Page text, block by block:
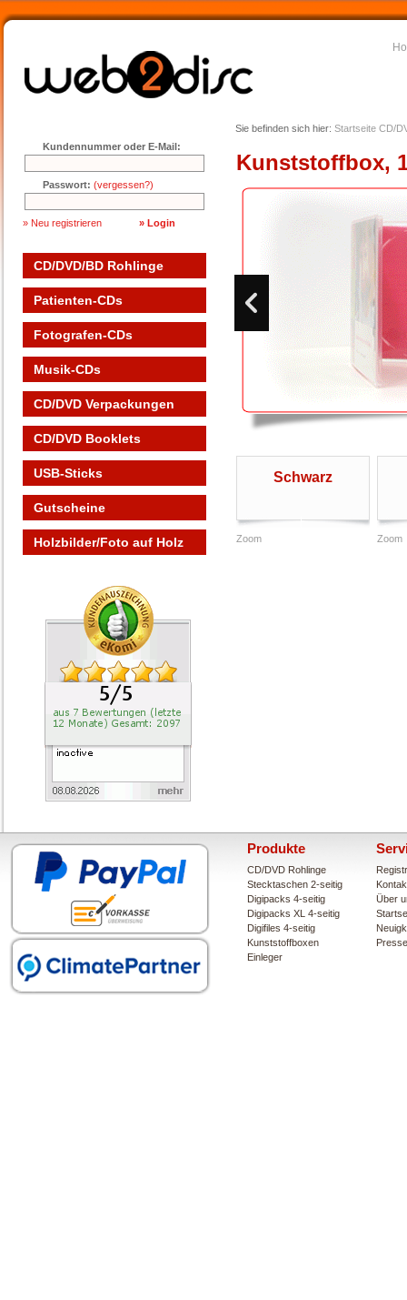
Sie befinden sich hier: Startseite CD/
Kundennummer oder E-Mail:
Passwort: (vergessen?)
» Neu registrieren
CD/DVD/BD Rohlinge
Patienten-CDs
Fotografen-CDs
Musik-CDs
CD/DVD Verpackungen
CD/DVD Booklets
USB-Sticks
Gutscheine
Holzbilder/Foto auf Holz
Kunststoffbox,
Schwarz
Zoom Zoom
Produkte
CD/DVD Rohlinge
Stecktaschen 2-seitig
Digipacks 4-seitig
Digipacks XL 4-seitig
Digifiles 4-seitig
Kunststoffboxen
Einleger
Über